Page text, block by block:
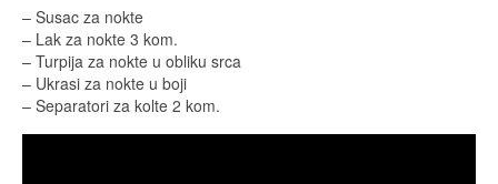
– Susac za nokte
– Lak za nokte 3 kom.
– Turpija za nokte u obliku srca
– Ukrasi za nokte u boji
– Separatori za kolte 2 kom.